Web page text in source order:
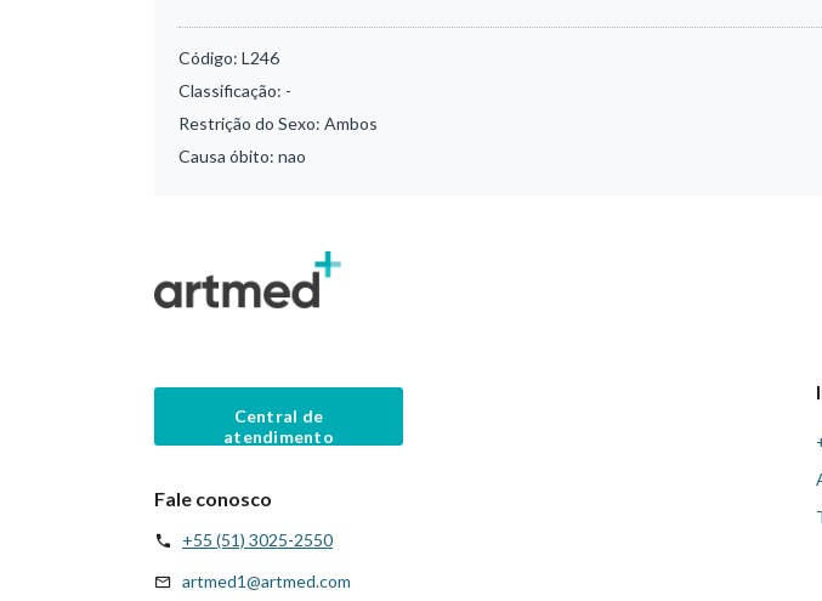
Código: L246
Classificação: -
Restrição do Sexo: Ambos
Causa óbito: nao
Central de
atendimento
Fale conosco
+55 (51) 3025-2550
artmed1@artmed.com